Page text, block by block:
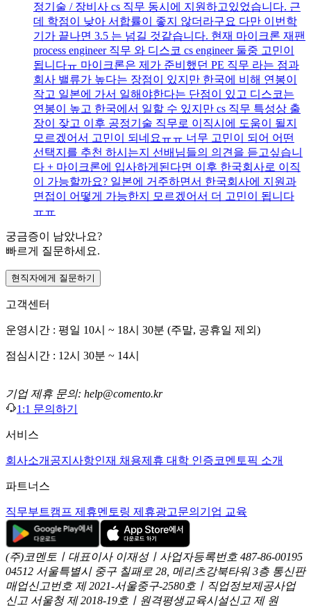
정기술 / 장비사 cs 직무 동시에 지원하고있었습니다. 근
데 학점이 낮아 서합률이 좋지 않더라구요 다만 이번학
기가 끝나면 3.5 는 넘길 것같습니다. 현재 마이크론 재팬
process engineer 직무 와 디스코 cs engineer 둘중 고민이
됩니다ㅠ 마이크론은 제가 준비했던 PE 직무 라는 점과
회사 밸류가 높다는 장점이 있지만 한국에 비해 연봉이
작고 일본에 가서 일해야한다는 단점이 있고 디스코는
연봉이 높고 한국에서 일할 수 있지만 cs 직무 특성상 출
장이 잦고 이후 공정기술 직무로 이직시에 도움이 될지
모르겠어서 고민이 되네요ㅠㅠ 너무 고민이 되어 어떤
선택지를 추천 하시는지 선배님들의 의견을 듣고싶습니
다 + 마이크론에 입사하게된다면 이후 한국회사로 이직
이 가능할까요? 일본에 거주하면서 한국회사에 지원과
면접이 어떻게 가능한지 모르겠어서 더 고민이 됩니다
ㅠㅠ
궁금증이 남았나요?
빠르게 질문하세요.
현직자에게 질문하기
고객센터
운영시간 : 평일 10시 ~ 18시 30분 (주말, 공휴일 제외)
점심시간 : 12시 30분 ~ 14시
기업 제휴 문의: help@comento.kr
1:1 문의하기
서비스
회사소개 공지사항인재 채용제휴 대학 인증코멘토픽 소개
파트너스
직무부트캠프 제휴멘토링 제휴광고문의 기업 교육
(주)코멘토ㅣ대표이사 이재성ㅣ사업자등록번호 487-86-00195
04512 서울특별시 중구 칠패로 28, 메리츠강북타워 3층 통신판
매업신고번호 제 2021-서울중구-2580호ㅣ직업정보제공사업
신고 서울청 제 2018-19호ㅣ원격평생교육시설신고 제 원